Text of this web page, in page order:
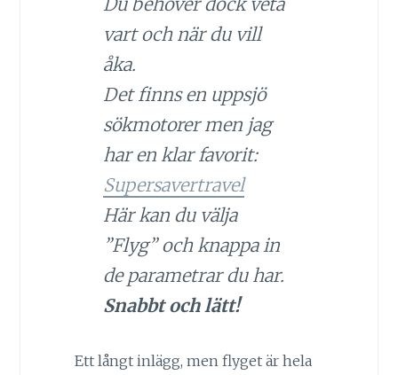
vart och när du vill
åka.
Det finns en uppsjö
sökmotorer men jag
har en klar favorit:
Supersavertravel
Här kan du välja
”Flyg” och knappa in
de parametrar du har.
Snabbt och lätt!
Ett långt inlägg, men flyget är hela